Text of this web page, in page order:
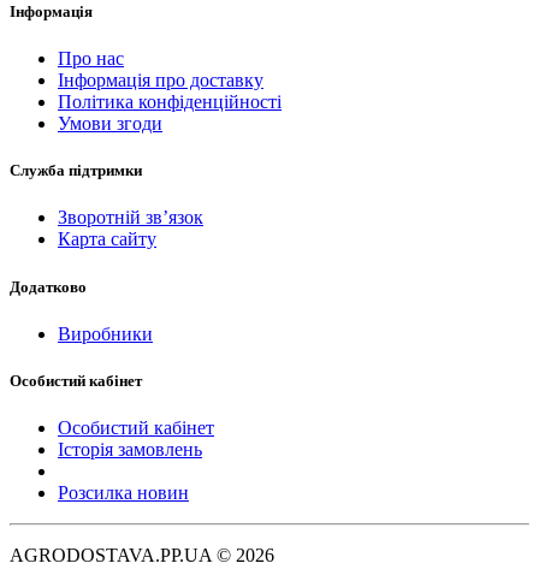
Інформація
Про нас
Інформація про доставку
Політика конфіденційності
Умови згоди
Служба підтримки
Зворотній зв’язок
Карта сайту
Додатково
Виробники
Особистий кабінет
Особистий кабінет
Історія замовлень
Розсилка новин
AGRODOSTAVA.PP.UA © 2026